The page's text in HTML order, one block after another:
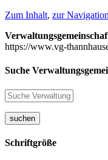
Zum Inhalt, zur Navigation
https://www.vg-
Suche
suchen
Schriftgröße